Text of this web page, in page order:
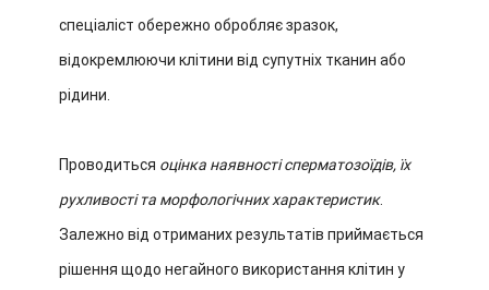
спеціаліст обережно обробляє зразок,
відокремлюючи клітини від супутніх тканин або
рідини.
Проводиться оцінка наявності сперматозоїдів, їх
рухливості та морфологічних характеристик.
Залежно від отриманих результатів приймається
рішення щодо негайного використання клітин у